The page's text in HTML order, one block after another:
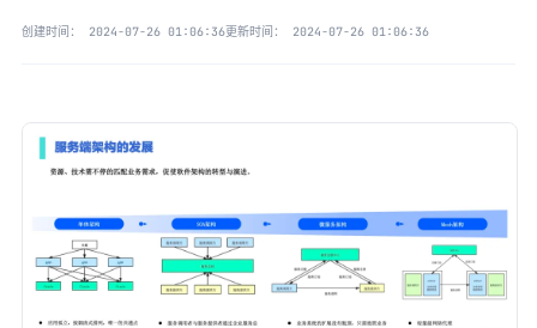
创建时间： 2024-07-26 01:06:36更新时间： 2024-07-26 01:06:36